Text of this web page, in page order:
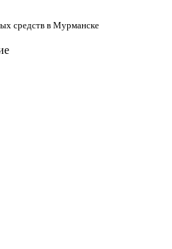
средств в Мурманске